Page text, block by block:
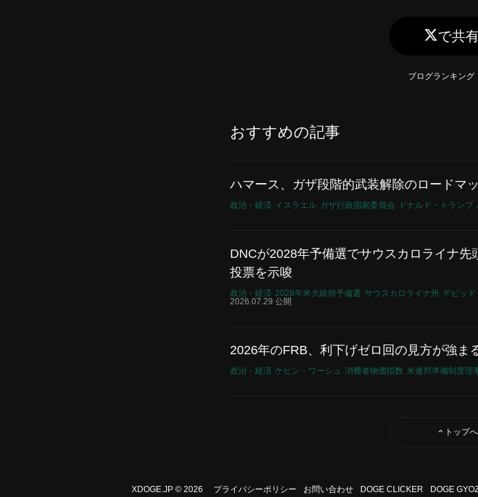
で共
ブログランキング
おすすめの記事
ハマース、ガザ段階的武装解除のロード
政治・経済 イスラエル ガザ行政国家委員会 ドナルド・トランプ
DNCが2028年予備選でサウスカロライナ
投票を示唆
政治・経済 2028年米大統領予備選 サウスカロライナ州 デビッ
2026.07.29 公開
2026年のFRB、利下げゼロ回の見方が強
政治・経済 ケビン・ワーシュ 消費者物価指数 米連邦準備制度理
トップ
XDOGE.JP © 2026 プライバシーポリシー お問い合わせ DOGE CLICKER DOGE